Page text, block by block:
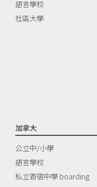
語言學校
社區大學
加拿大
公立中/小學
語言學校
私立寄宿中學 boarding